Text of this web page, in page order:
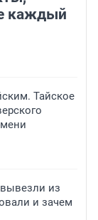
каждый
Тайское
из
и зачем